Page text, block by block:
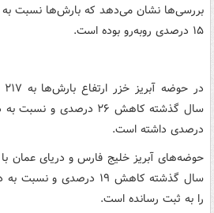
۱۵ درصدی روبه‌رو بوده است.
درصدی داشته است.
را به ثبت رسانده است.